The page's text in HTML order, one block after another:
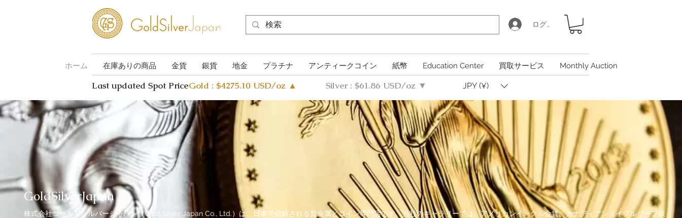
ログイン
ホーム 在庫ありの商品 金貨 銀貨 地金 プラチナ アンティークコイン 紙幣 Education Center 買取サービス Monthly Auction
Last updated Spot PriceGold : $4275.10 USD/oz ▲ Silver : $61.86 USD/oz ▼ JPY (¥)
GoldSilverJapan
株式会社ゴールドシルバージャパン（Gold Silver Japan Co., Ltd.）は、日本で信頼される貴金属とコイン専門店です。当社のギャラリーでは、アメリカンイーグル金貨、カナディアンメイプルリーフ銀